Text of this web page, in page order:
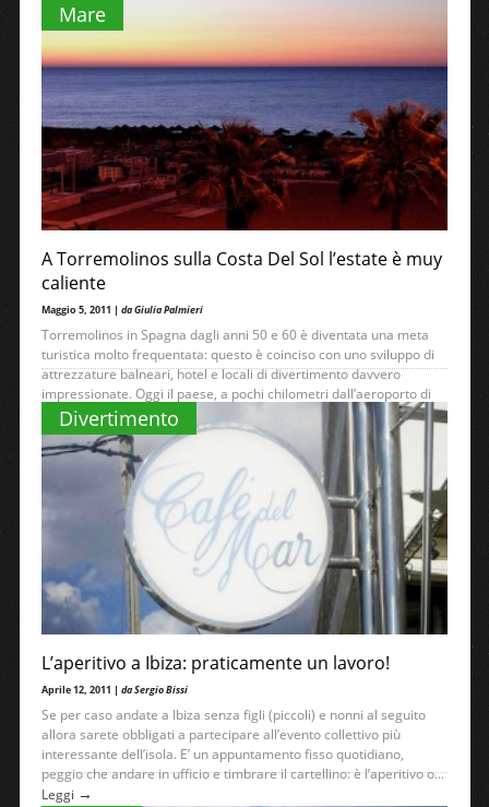
Mare
A Torremolinos sulla Costa Del Sol l’estate è muy
caliente
Maggio 5, 2011 | da Giulia Palmieri
Torremolinos in Spagna dagli anni 50 e 60 è diventata una meta
turistica molto frequentata: questo è coinciso con uno sviluppo di
attrezzature balneari, hotel e locali di divertimento davvero
impressionate. Oggi il paese, a pochi chilometri dall’aeroporto di
Malaga...Leggi→
Divertimento
L’aperitivo a Ibiza: praticamente un lavoro!
Aprile 12, 2011 | da Sergio Bissi
Se per caso andate a Ibiza senza figli (piccoli) e nonni al seguito
allora sarete obbligati a partecipare all’evento collettivo più
interessante dell’isola. E’ un appuntamento fisso quotidiano,
peggio che andare in ufficio e timbrare il cartellino: è l’aperitivo o...
Leggi →